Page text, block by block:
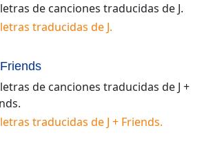
de canciones traducidas de J.
traducidas de J.
de canciones traducidas de J +
.
traducidas de J + Friends.